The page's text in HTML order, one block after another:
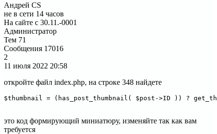
Андрей CS
не в сети 14 часов
На сайте с 30.11.-0001
Администратор
Тем 71
Сообщения 17016
2
11 июля 2022 20:58
откройте файл index.php, на строке 348 найдете
$thumbnail = (has_post_thumbnail( $post->ID )) ?
это код формирующий миниатюру, изменяйте так как вам
требуется